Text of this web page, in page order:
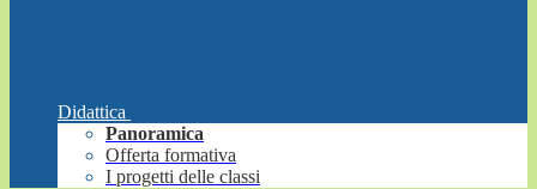
Didattica
Panoramica
Offerta formativa
I progetti delle classi